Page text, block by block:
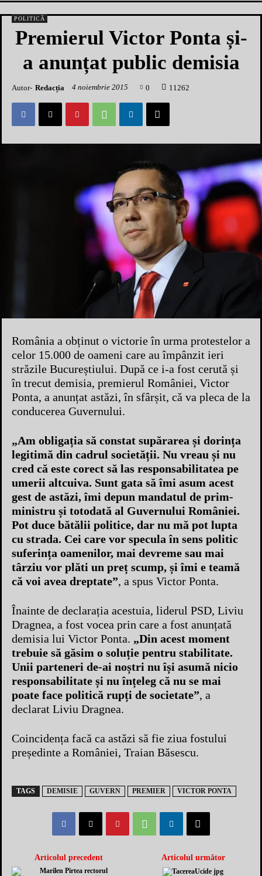
POLITICĂ
Premierul Victor Ponta și-
a anunțat public demisia
Autor- Redacția 4 noiembrie 2015 0 1 1262
România a obținut o victorie în urma protestelor a
celor 15.000 de oameni care au împânzit ieri
străzile Bucureștiului. După ce i-a fost cerută și
în trecut demisia, premierul României, Victor
Ponta, a anunțat astăzi, în sfârșit, că va pleca de la
conducerea Guvernului.
„Am obligația să constat supărarea și dorința
legitimă din cadrul societății. Nu vreau și nu
cred că este corect să las responsabilitatea pe
umerii altcuiva. Sunt gata să îmi asum acest
gest de astăzi, îmi depun mandatul de prim-
ministru și totodată al Guvernului României.
Pot duce bătălii politice, dar nu mă pot lupta
cu strada. Cei care vor specula în sens politic
suferința oamenilor, mai devreme sau mai
târziu vor plăti un preț scump, și îmi e teamă
că voi avea dreptate”, a spus Victor Ponta.
Înainte de declarația acestuia, liderul PSD, Liviu
Dragnea, a fost vocea prin care a fost anunțată
demisia lui Victor Ponta. „Din acest moment
trebuie să găsim o soluție pentru stabilitate.
Unii parteneri de-ai noștri nu își asumă nicio
responsabilitate și nu înțeleg că nu se mai
poate face politică rupți de societate”, a
declarat Liviu Dragnea.
Coincidența facă ca astăzi să fie ziua fostului
președinte a României, Traian Băsescu.
TAGS DEMISIE GUVERN PREMIER VICTOR PONTA
Articolul precedent Articolul următor